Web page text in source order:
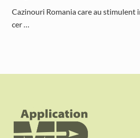
Cazinouri Romania care au stimulent
cer …